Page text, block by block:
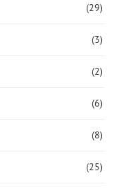
(29)
(3)
(2)
(6)
(8)
(25)